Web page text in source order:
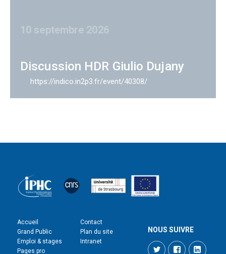
10 septembre 2026
Discussion HDR Giulio Dujany
https://indico.in2p3.fr/event/40308/
Accueil
Grand Public
Emploi & stages
Pages pro
Contact
Plan du site
Intranet
NOUS SUIVRE
TwitterFacebook